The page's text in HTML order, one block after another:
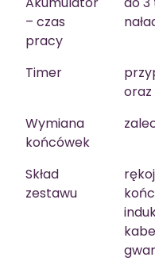
– czas
pracy
Timer
oraz
Wymiana
końcówek
Skład
zestawu